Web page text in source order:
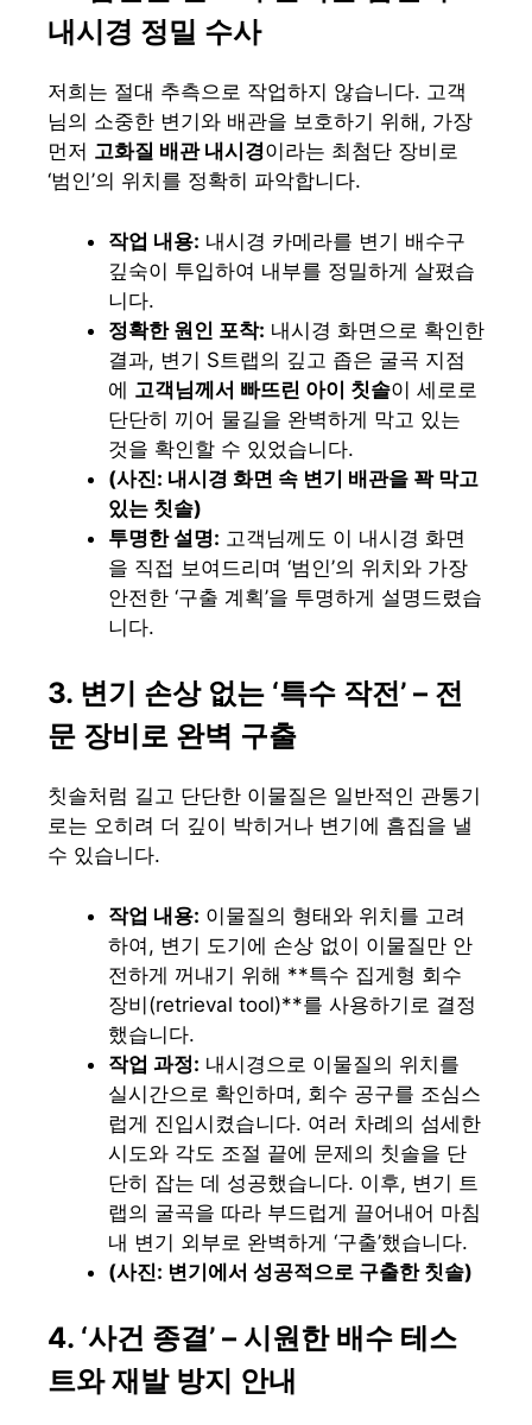
내시경 정밀 수사
저희는 절대 추측으로 작업하지 않습니다. 고객
님의 소중한 변기와 배관을 보호하기 위해, 가장
먼저 고화질 배관 내시경이라는 최첨단 장비로
‘범인’의 위치를 정확히 파악합니다.
작업 내용: 내시경 카메라를 변기 배수구
깊숙이 투입하여 내부를 정밀하게 살폈습
니다.
정확한 원인 포착: 내시경 화면으로 확인한
결과, 변기 S트랩의 깊고 좁은 굴곡 지점
에 고객님께서 빠뜨린 아이 칫솔이 세로로
단단히 끼어 물길을 완벽하게 막고 있는
것을 확인할 수 있었습니다.
(사진: 내시경 화면 속 변기 배관을 꽉 막고
있는 칫솔)
투명한 설명: 고객님께도 이 내시경 화면
을 직접 보여드리며 ‘범인’의 위치와 가장
안전한 ‘구출 계획’을 투명하게 설명드렸습
니다.
3. 변기 손상 없는 ‘특수 작전’ – 전
문 장비로 완벽 구출
칫솔처럼 길고 단단한 이물질은 일반적인 관통기
로는 오히려 더 깊이 박히거나 변기에 흠집을 낼
수 있습니다.
작업 내용: 이물질의 형태와 위치를 고려
하여, 변기 도기에 손상 없이 이물질만 안
전하게 꺼내기 위해 **특수 집게형 회수
장비(retrieval tool)**를 사용하기로 결정
했습니다.
작업 과정: 내시경으로 이물질의 위치를
실시간으로 확인하며, 회수 공구를 조심스
럽게 진입시켰습니다. 여러 차례의 섬세한
시도와 각도 조절 끝에 문제의 칫솔을 단
단히 잡는 데 성공했습니다. 이후, 변기 트
랩의 굴곡을 따라 부드럽게 끌어내어 마침
내 변기 외부로 완벽하게 ‘구출’했습니다.
(사진: 변기에서 성공적으로 구출한 칫솔)
4. ‘사건 종결’ – 시원한 배수 테스
트와 재발 방지 안내